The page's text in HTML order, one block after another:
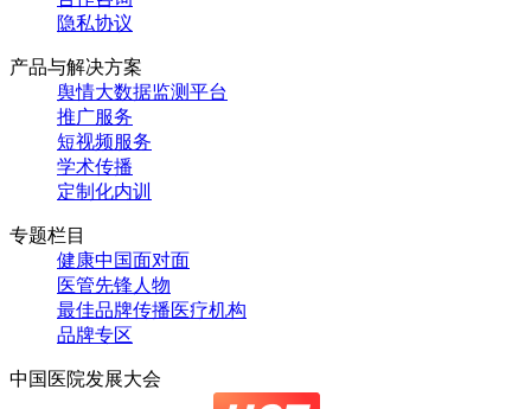
隐私协议
产品与解决方案
舆情大数据监测平台
推广服务
短视频服务
学术传播
定制化内训
专题栏目
健康中国面对面
医管先锋人物
最佳品牌传播医疗机构
品牌专区
中国医院发展大会